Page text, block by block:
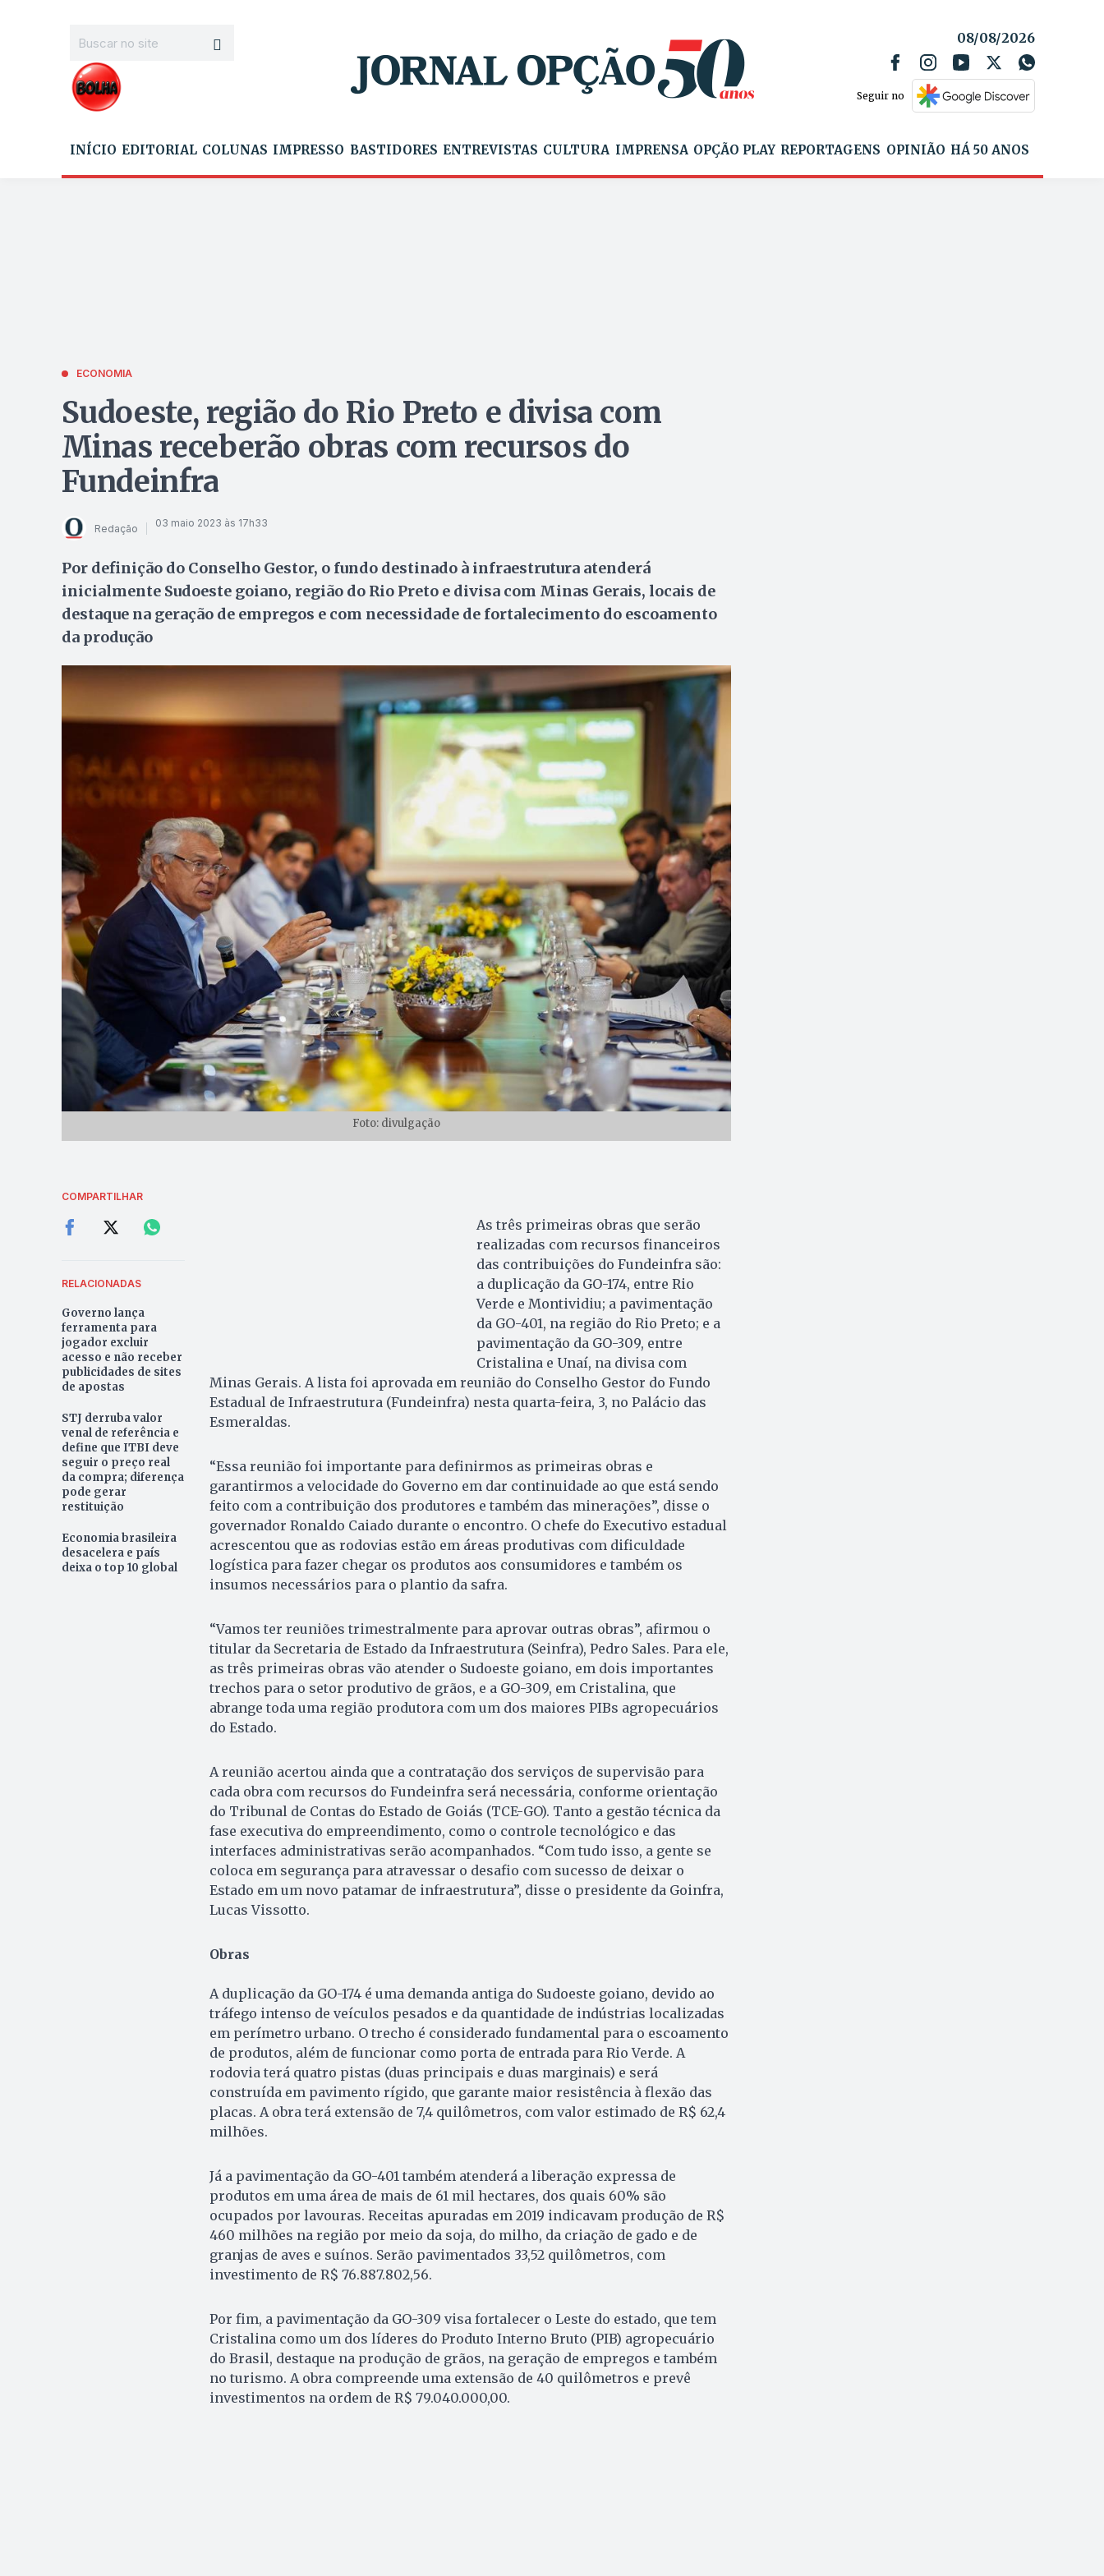
08/08/2026
Seguir no
INÍCIO EDITORIAL COLUNAS IMPRESSO BASTIDORES ENTREVISTAS CULTURA IMPRENSA OPÇÃO PLAY REPORTAGENS OPINIÃO HÁ 50 ANOS
ECONOMIA
Sudoeste, região do Rio Preto e divisa com
Minas receberão obras com recursos do
Fundeinfra
Redação 03 maio 2023 às 17h33
Por definição do Conselho Gestor, o fundo destinado à infraestrutura atenderá
inicialmente Sudoeste goiano, região do Rio Preto e divisa com Minas Gerais, locais de
destaque na geração de empregos e com necessidade de fortalecimento do escoamento
da produção
Foto: divulgação
COMPARTILHAR
RELACIONADAS
Governo lança
ferramenta para
jogador excluir
acesso e não receber
publicidades de sites
de apostas
STJ derruba valor
venal de referência e
define que ITBI deve
seguir o preço real
da compra; diferença
pode gerar
restituição
Economia brasileira
desacelera e país
deixa o top 10 global
As três primeiras obras que serão
realizadas com recursos financeiros
das contribuições do Fundeinfra são:
a duplicação da GO-174, entre Rio
Verde e Montividiu; a pavimentação
da GO-401, na região do Rio Preto; e a
pavimentação da GO-309, entre
Cristalina e Unaí, na divisa com
Minas Gerais. A lista foi aprovada em reunião do Conselho Gestor do Fundo
Estadual de Infraestrutura (Fundeinfra) nesta quarta-feira, 3, no Palácio das
Esmeraldas.
“Essa reunião foi importante para definirmos as primeiras obras e
garantirmos a velocidade do Governo em dar continuidade ao que está sendo
feito com a contribuição dos produtores e também das minerações”, disse o
governador Ronaldo Caiado durante o encontro. O chefe do Executivo estadual
acrescentou que as rodovias estão em áreas produtivas com dificuldade
logística para fazer chegar os produtos aos consumidores e também os
insumos necessários para o plantio da safra.
“Vamos ter reuniões trimestralmente para aprovar outras obras”, afirmou o
titular da Secretaria de Estado da Infraestrutura (Seinfra), Pedro Sales. Para ele,
as três primeiras obras vão atender o Sudoeste goiano, em dois importantes
trechos para o setor produtivo de grãos, e a GO-309, em Cristalina, que
abrange toda uma região produtora com um dos maiores PIBs agropecuários
do Estado.
A reunião acertou ainda que a contratação dos serviços de supervisão para
cada obra com recursos do Fundeinfra será necessária, conforme orientação
do Tribunal de Contas do Estado de Goiás (TCE-GO). Tanto a gestão técnica da
fase executiva do empreendimento, como o controle tecnológico e das
interfaces administrativas serão acompanhados. “Com tudo isso, a gente se
coloca em segurança para atravessar o desafio com sucesso de deixar o
Estado em um novo patamar de infraestrutura”, disse o presidente da Goinfra,
Lucas Vissotto.
Obras
A duplicação da GO-174 é uma demanda antiga do Sudoeste goiano, devido ao
tráfego intenso de veículos pesados e da quantidade de indústrias localizadas
em perímetro urbano. O trecho é considerado fundamental para o escoamento
de produtos, além de funcionar como porta de entrada para Rio Verde. A
rodovia terá quatro pistas (duas principais e duas marginais) e será
construída em pavimento rígido, que garante maior resistência à flexão das
placas. A obra terá extensão de 7,4 quilômetros, com valor estimado de R$ 62,4
milhões.
Já a pavimentação da GO-401 também atenderá a liberação expressa de
produtos em uma área de mais de 61 mil hectares, dos quais 60% são
ocupados por lavouras. Receitas apuradas em 2019 indicavam produção de R$
460 milhões na região por meio da soja, do milho, da criação de gado e de
granjas de aves e suínos. Serão pavimentados 33,52 quilômetros, com
investimento de R$ 76.887.802,56.
Por fim, a pavimentação da GO-309 visa fortalecer o Leste do estado, que tem
Cristalina como um dos líderes do Produto Interno Bruto (PIB) agropecuário
do Brasil, destaque na produção de grãos, na geração de empregos e também
no turismo. A obra compreende uma extensão de 40 quilômetros e prevê
investimentos na ordem de R$ 79.040.000,00.